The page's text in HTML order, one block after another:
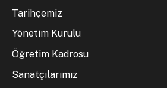
Tarihçemiz
Yönetim Kurulu
Öğretim Kadrosu
Sanatçılarımız